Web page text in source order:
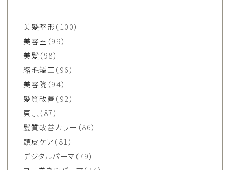
美髪整形（100）
美容室 （99）
美髪（98）
縮毛矯正（96）
美容院 （94）
髪質改善（92）
東京（87）
髪質改善カラー （86）
頭皮ケア（81）
デジタルパーマ （79）